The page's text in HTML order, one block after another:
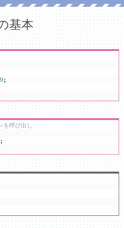
基本
;
呼び出し
;